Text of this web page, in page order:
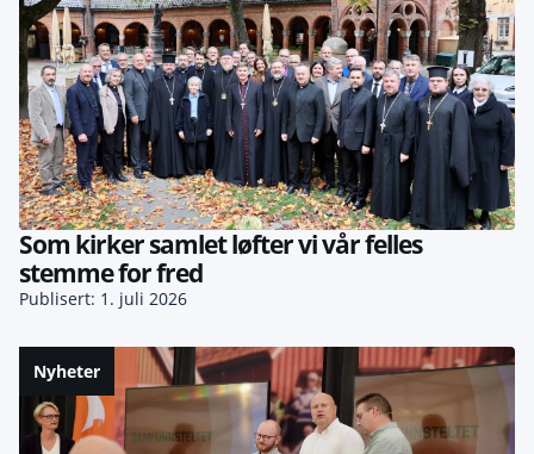
Som kirker samlet løfter vi vår felles
stemme for fred
Publisert: 1. juli 2026
Nyheter